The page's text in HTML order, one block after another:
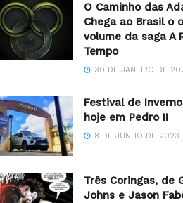
O Caminho das
Chega ao Brasil o
volume da saga A
Tempo
30 DE JANEIRO DE
Festival de
hoje em Pedro II
8 DE JUNHO DE 2023
Três Coringas, de
Johns e Jason